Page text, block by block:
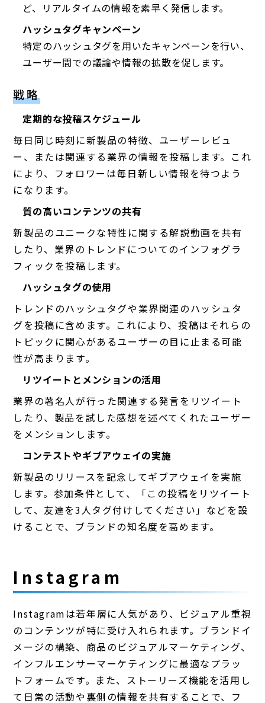
ど、リアルタイムの情報を素早く発信します。
ハッシュタグキャンペーン
特定のハッシュタグを用いたキャンペーンを行い、
ユーザー間での議論や情報の拡散を促します。
戦略
定期的な投稿スケジュール
毎日同じ時刻に新製品の特徴、ユーザーレビュ
ー、または関連する業界の情報を投稿します。これ
により、フォロワーは毎日新しい情報を待つよう
になります。
質の高いコンテンツの共有
新製品のユニークな特性に関する解説動画を共有
したり、業界のトレンドについてのインフォグラ
フィックを投稿します。
ハッシュタグの使用
トレンドのハッシュタグや業界関連のハッシュタ
グを投稿に含めます。これにより、投稿はそれらの
トピックに関心があるユーザーの目に止まる可能
性が高まります。
リツイートとメンションの活用
業界の著名人が行った関連する発言をリツイート
したり、製品を試した感想を述べてくれたユーザー
をメンションします。
コンテストやギブアウェイの実施
新製品のリリースを記念してギブアウェイを実施
します。参加条件として、「この投稿をリツイート
して、友達を3人タグ付けしてください」などを設
けることで、ブランドの知名度を高めます。
Instagram
Instagramは若年層に人気があり、ビジュアル重視
のコンテンツが特に受け入れられます。ブランドイ
メージの構築、商品のビジュアルマーケティング、
インフルエンサーマーケティングに最適なプラッ
トフォームです。また、ストーリーズ機能を活用し
て日常の活動や裏側の情報を共有することで、フ